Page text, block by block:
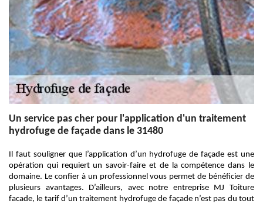
Un service pas cher pour l'application d'un traitement
hydrofuge de façade dans le 31480
Il faut souligner que l’application d’un hydrofuge de façade est une
opération qui requiert un savoir-faire et de la compétence dans le
domaine. Le confier à un professionnel vous permet de bénéficier de
plusieurs avantages. D’ailleurs, avec notre entreprise MJ Toiture
facade, le tarif d’un traitement hydrofuge de façade n’est pas du tout